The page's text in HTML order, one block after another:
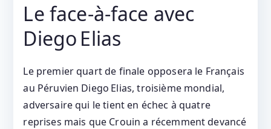
Le face‑à‑face avec
Diego Elias
Le premier quart de finale opposera le Français
au Péruvien Diego Elias, troisième mondial,
adversaire qui le tient en échec à quatre
reprises mais que Crouin a récemment devancé